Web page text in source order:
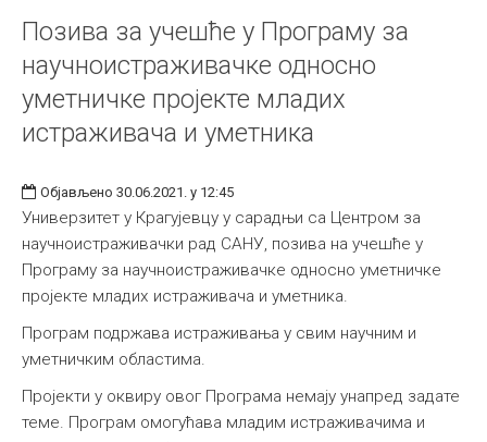
Позива за учешће у Програму за
научноистраживачке односно
уметничке пројекте младих
истраживача и уметника
Објављено 30.06.2021. у 12:45
Универзитет у Крагујевцу у сарадњи са Центром за
научноистраживачки рад САНУ, позива на учешће у
Програму за научноистраживачке односно уметничке
пројекте младих истраживача и уметника.
Програм подржава истраживања у свим научним и
уметничким областима.
Пројекти у оквиру овог Програма немају унапред задате
теме. Програм омогућава младим истраживачима и